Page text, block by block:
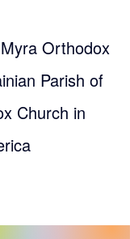
Orthodox
Parish of
Church in